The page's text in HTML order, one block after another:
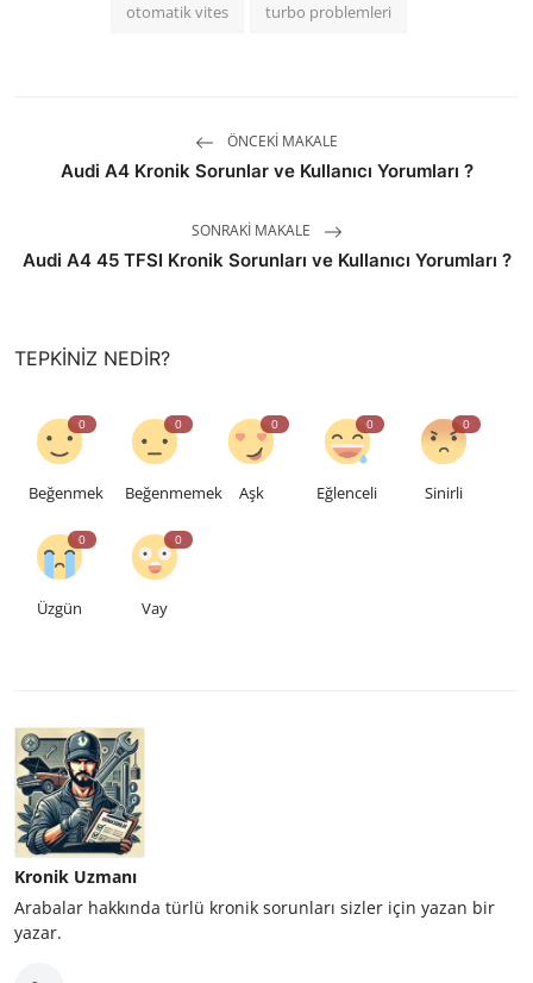
otomatik vites turbo problemleri
ÖNCEKI MAKALE
Audi A4 Kronik Sorunlar ve Kullanıcı Yorumları ?
SONRAKI MAKALE
Audi A4 45 TFSI Kronik Sorunları ve Kullanıcı Yorumları ?
TEPKINIZ NEDIR?
0
Beğenmek
0
Beğenmemek
0
Aşk
0
Eğlenceli
0
Sinirli
0
Üzgün
0
Vay
Kronik Uzmanı
Arabalar hakkında türlü kronik sorunları sizler için yazan bir
yazar.